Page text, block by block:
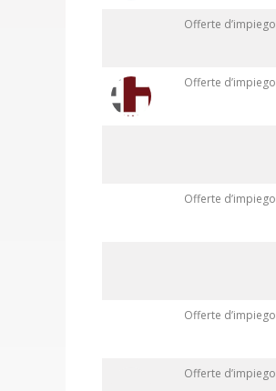
Offerte d’impiego
Offerte d’impiego
Offerte d’impiego
Offerte d’impiego
Offerte d’impiego